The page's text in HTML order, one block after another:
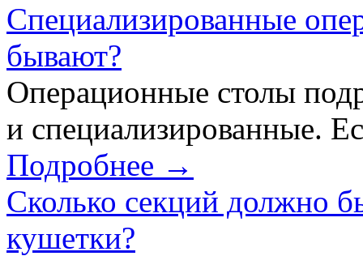
Специализированные
бывают?
Операционные столы
и специализированные.
Подробнее →
Сколько секций должно
кушетки?